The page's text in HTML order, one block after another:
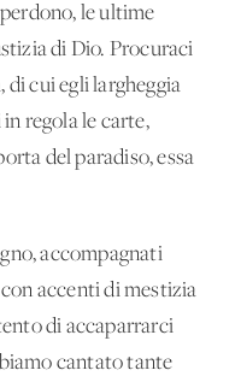
le ultime
di Dio. Procuraci
di cui egli largheggia
regola le carte,
del paradiso, essa
accompagnati
accenti di mestizia
di accaparrarci
cantato tante